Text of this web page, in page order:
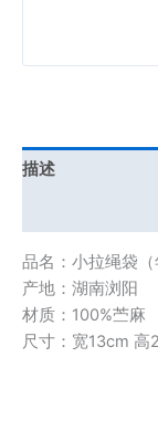
描述
品名：小拉绳袋（
产地：湖南浏阳
材质：100%苎麻
尺寸：宽13cm 高